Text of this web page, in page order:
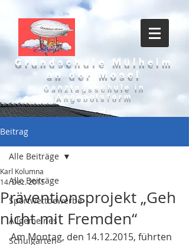
Grundschule Mülheim
an der Mosel
Ganztagsschule in
Angebotsform
Beitrag
Alle Beiträge
Sportwettbewerbe
Allgemeines
Schulgarten
Alle Beiträge
Präventionsprojekt „Geh
nicht mit Fremden“
Karl Kolumna
14. Dez. 2015
Am Montag, den 14.12.2015, führten